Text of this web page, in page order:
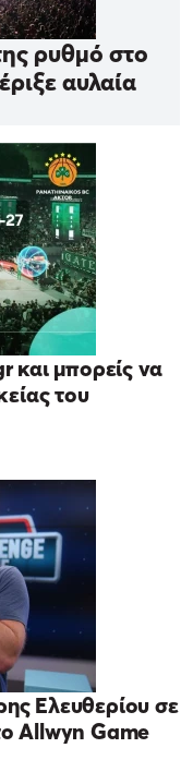
ρυθμό στο
αυλαία
και μπορείς να
του
Ελευθερίου σε
Allwyn Game